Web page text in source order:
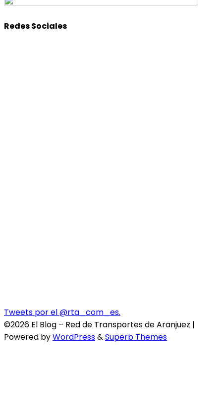
Redes Sociales
Tweets por el @rta_com_es.
©2026 El Blog – Red de Transportes de Aranjuez |
Powered byWordPress&Superb Themes